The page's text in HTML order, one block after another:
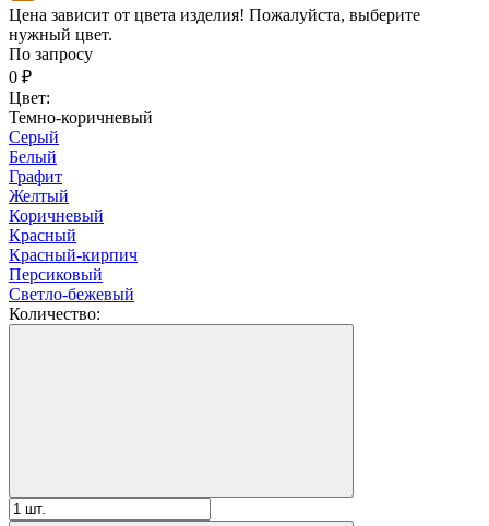
Цена зависит от цвета изделия! Пожалуйста, выберите
нужный цвет.
По запросу
0 ₽
Цвет:
Темно-коричневый
Серый
Белый
Графит
Желтый
Коричневый
Красный
Красный-кирпич
Персиковый
Светло-бежевый
Количество: